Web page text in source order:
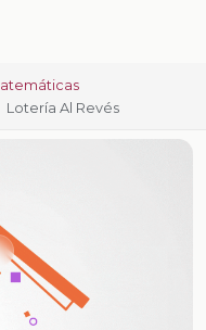
Lotería Al Revés